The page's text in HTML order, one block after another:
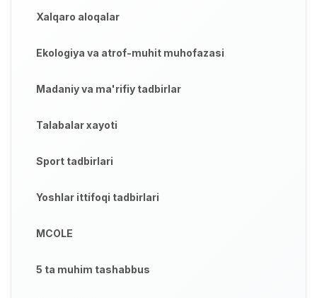
Xalqaro aloqalar
Ekologiya va atrof-muhit muhofazasi
Madaniy va ma'rifiy tadbirlar
Talabalar xayoti
Sport tadbirlari
Yoshlar ittifoqi tadbirlari
MCOLE
5 ta muhim tashabbus